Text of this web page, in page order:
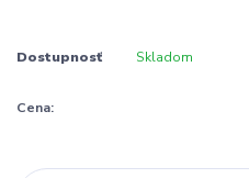
Dostupnosť Skladom
Cena: